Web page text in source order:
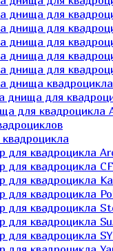
днища для
днища для
днища для
днища для
днища для
днища
днища для
для квадроцикла
для квадроцикла
для квадроцикла
для квадроцикла
для квадроцикла
для квадроцикла
для квадроцикла
для квадроцикла